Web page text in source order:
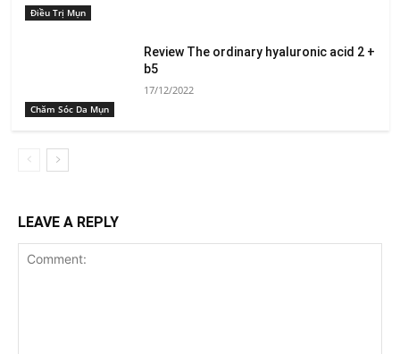
Điều Trị Mụn
Chăm Sóc Da Mụn
Review The ordinary hyaluronic acid 2 +
b5
17/12/2022
LEAVE A REPLY